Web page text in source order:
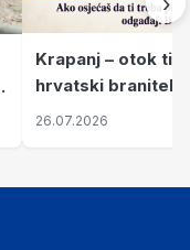
Krapanj – otok
hrvatski branitelji
pronalaze mir
26.07.2026